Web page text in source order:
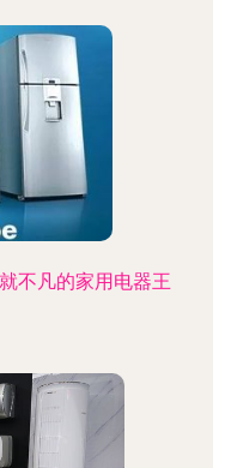
不凡的家用电器王